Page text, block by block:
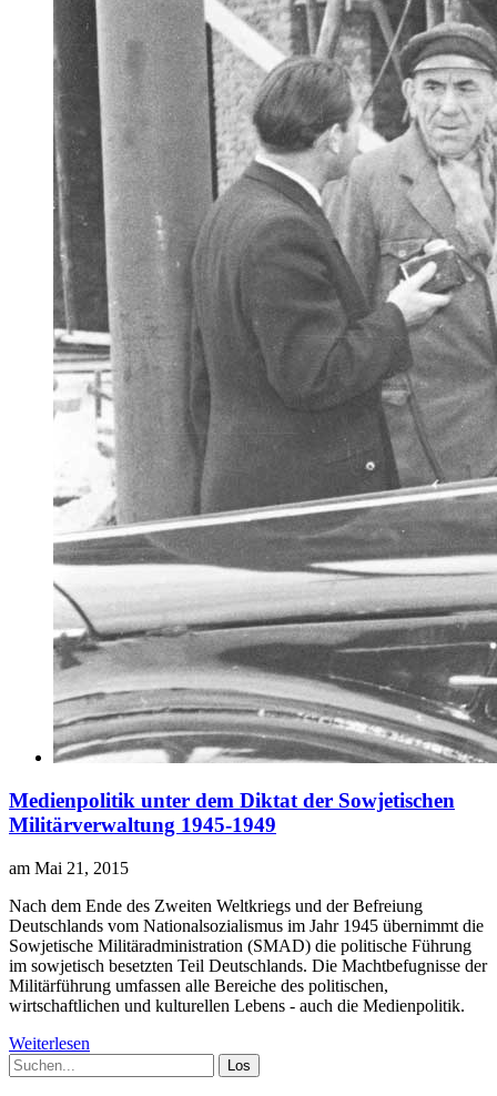
Medienpolitik unter dem Diktat der Sowjetischen
Militärverwaltung 1945-1949
am Mai 21, 2015
Nach dem Ende des Zweiten Weltkriegs und der Befreiung
Deutschlands vom Nationalsozialismus im Jahr 1945 übernimmt die
Sowjetische Militäradministration (SMAD) die politische Führung
im sowjetisch besetzten Teil Deutschlands. Die Machtbefugnisse der
Militärführung umfassen alle Bereiche des politischen,
wirtschaftlichen und kulturellen Lebens - auch die Medienpolitik.
Weiterlesen